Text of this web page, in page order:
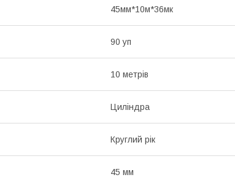
45мм*10м*36мк
90 уп
10 метрів
Циліндра
Круглий рік
45 мм